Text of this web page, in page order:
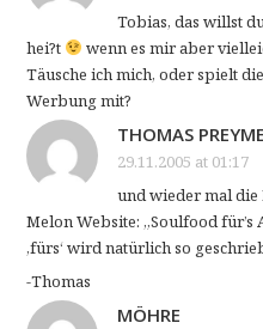
Tobias, das willst
hei?t
wenn es mir aber
Täusche ich mich, oder spielt
Werbung mit?
THOMAS
29.11.2005 at 01:17
und wieder mal die
Melon Website: „Soulfood für’s
‚fürs‘ wird natürlich so
-Thomas
MÖHRE